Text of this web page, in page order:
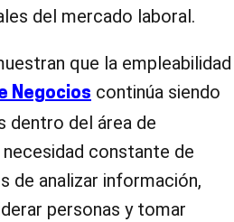
del mercado laboral.
que la empleabilidad
Negocios continúa siendo
dentro del área de
constante de
de analizar información,
personas y tomar